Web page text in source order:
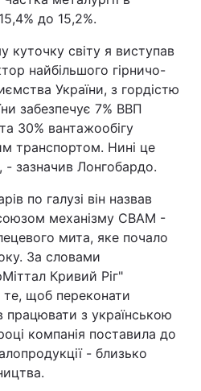
до 15,2%.
куточку світу я виступав
найбільшого гірничо-
України, з гордістю
забезпечує 7% ВВП
30% вантажообігу
транспортом. Нині це
- зазначив Лонгобардо.
по галузі він назвав
механізму CBAM -
мита, яке почало
За словами
Кривий Ріг"
щоб переконати
працювати з українською
компанія поставила до
- близько